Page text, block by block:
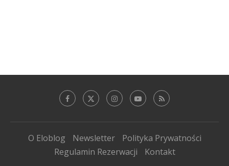
O Eloblog Newsletter
Polityka Prywatności
Regulamin Rezerwacji
Kontakt